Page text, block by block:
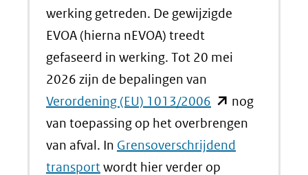
in
venster)
naar
een
andere
website)
werking getreden. De gewijzigde
EVOA (hierna nEVOA) treedt
gefaseerd in werking. Tot 20 mei
2026 zijn de bepalingen van
Verordening (EU) 1013/2006 (opent
in
nieuw
venster)
nog
van toepassing op het overbrengen
van afval. In Grensoverschrijdend
transportwordt hier verder op